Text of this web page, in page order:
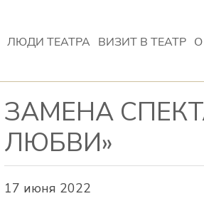
ЛЮДИ ТЕАТРА ВИЗИТ В ТЕАТР
ЗАМЕНА
ЛЮБВИ»
17 июня 2022